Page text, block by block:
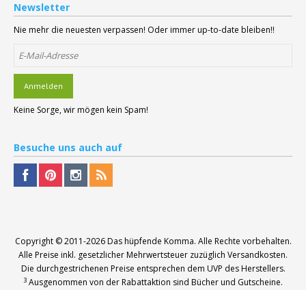
Newsletter
Nie mehr die neuesten verpassen! Oder immer up-to-date bleiben!!
Anmelden
Keine Sorge, wir mögen kein Spam!
Besuche uns auch auf
Copyright © 2011-2026 Das hüpfende Komma. Alle Rechte vorbehalten.
Alle Preise inkl. gesetzlicher Mehrwertsteuer zuzüglich Versandkosten.
Die durchgestrichenen Preise entsprechen dem UVP des Herstellers.
3 Ausgenommen von der Rabattaktion sind Bücher und Gutscheine.